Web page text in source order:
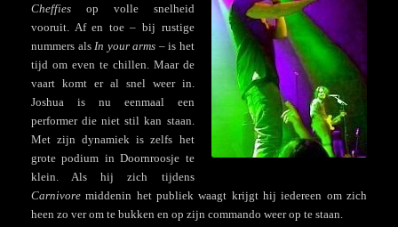
Cheffies op volle snelheid
vooruit. Af en toe – bij rustige
nummers als In your arms – is het
tijd om even te chillen. Maar de
vaart komt er al snel weer in.
Joshua is nu eenmaal een
performer die niet stil kan staan.
Met zijn dynamiek is zelfs het
grote podium in Doornroosje te
klein. Als hij zich tijdens
Carnivore middenin het publiek waagt krijgt hij iedereen om zich
heen zo ver om te bukken en op zijn commando weer op te staan.